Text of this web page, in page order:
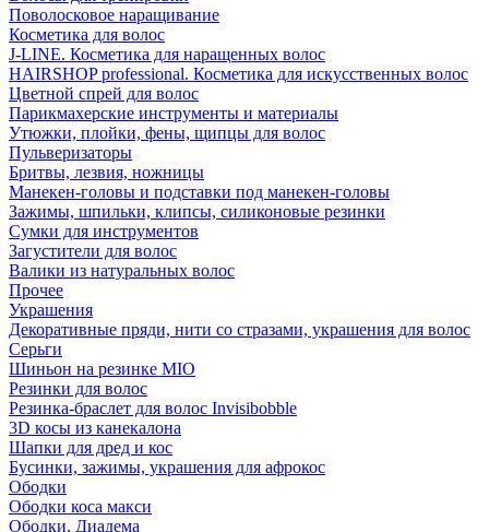
Поволосковое наращивание
Косметика для волос
J-LINE. Косметика для наращенных волос
HAIRSHOP professional. Косметика для искусственных волос
Цветной спрей для волос
Парикмахерские инструменты и материалы
Утюжки, плойки, фены, щипцы для волос
Пульверизаторы
Бритвы, лезвия, ножницы
Манекен-головы и подставки под манекен-головы
Зажимы, шпильки, клипсы, силиконовые резинки
Сумки для инструментов
Загустители для волос
Валики из натуральных волос
Прочее
Украшения
Декоративные пряди, нити со стразами, украшения для волос
Серьги
Шиньон на резинке MIO
Резинки для волос
Резинка-браслет для волос Invisibobble
3D косы из канекалона
Шапки для дред и кос
Бусинки, зажимы, украшения для афрокос
Ободки
Ободки коса макси
Ободки. Диадема